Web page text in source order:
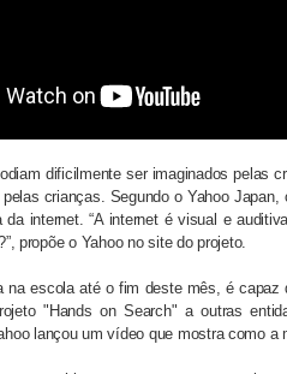
dificilmente ser imaginados pelas
crianças. Segundo o Yahoo Japan,
da internet.“A internet é visual e
propõe o Yahoo no site do projeto.
na escola até o fim deste mês, é
"Hands on Search" a outras
lançou um vídeo que mostra como a